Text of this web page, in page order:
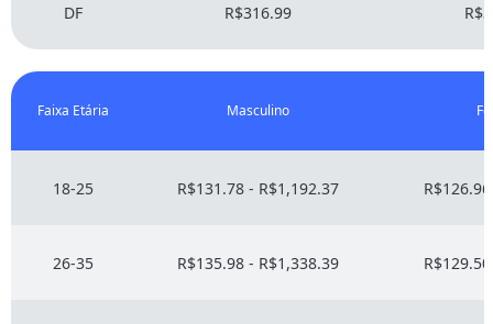
DF R$316.99
Faixa Etária Masculino
18-25 R$131.78 - R$1,192.37
26-35 R$135.98 - R$1,338.39